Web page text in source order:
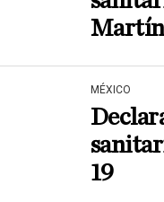
MÉXICO
19